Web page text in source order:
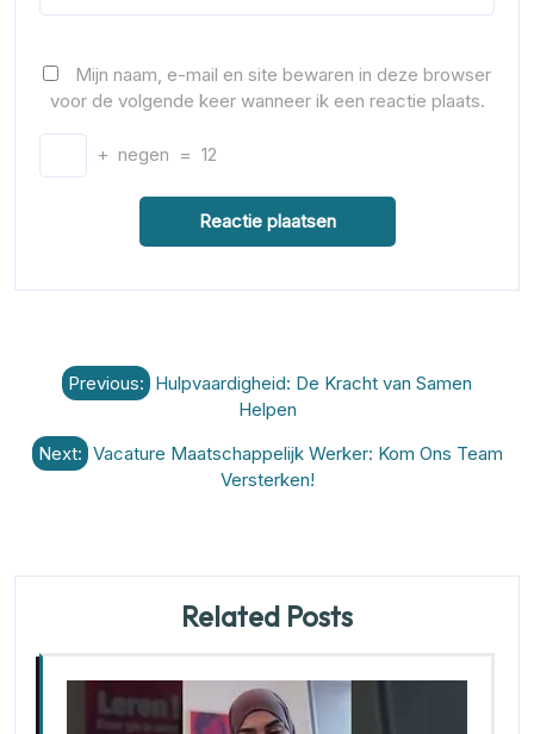
Mijn naam, e-mail en site bewaren in deze browser
voor de volgende keer wanneer ik een reactie plaats.
+ negen = 12
Berichtnavigatie
Previous: Hulpvaardigheid: De Kracht van Samen
Helpen
Next: Vacature Maatschappelijk Werker: Kom Ons Team
Versterken!
Related Posts